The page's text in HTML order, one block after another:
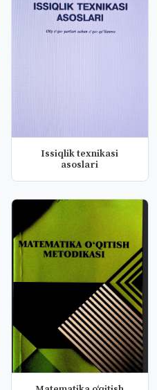
Issiqlik texnikasi
asoslari